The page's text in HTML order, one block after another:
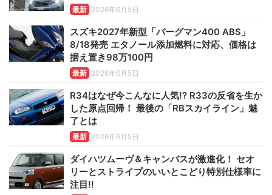
最新 2026年6月5日
スズキ2027年新型「バーグマン400 ABS」
8/18発売 エタノール添加燃料に対応、価格は
据え置き98万100円
最新 2026年6月5日
R34はなぜ今こんなに人気!? R33の反省を生か
した原点回帰！ 最後の「RBスカイライン」魅
了とは
最新 2026年6月5日
ダイハツムーヴ＆キャンバスが激進化！ セオ
リーとストライプのいいとこどり特別仕様車に
注目!!